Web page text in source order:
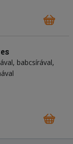
babcsírával,